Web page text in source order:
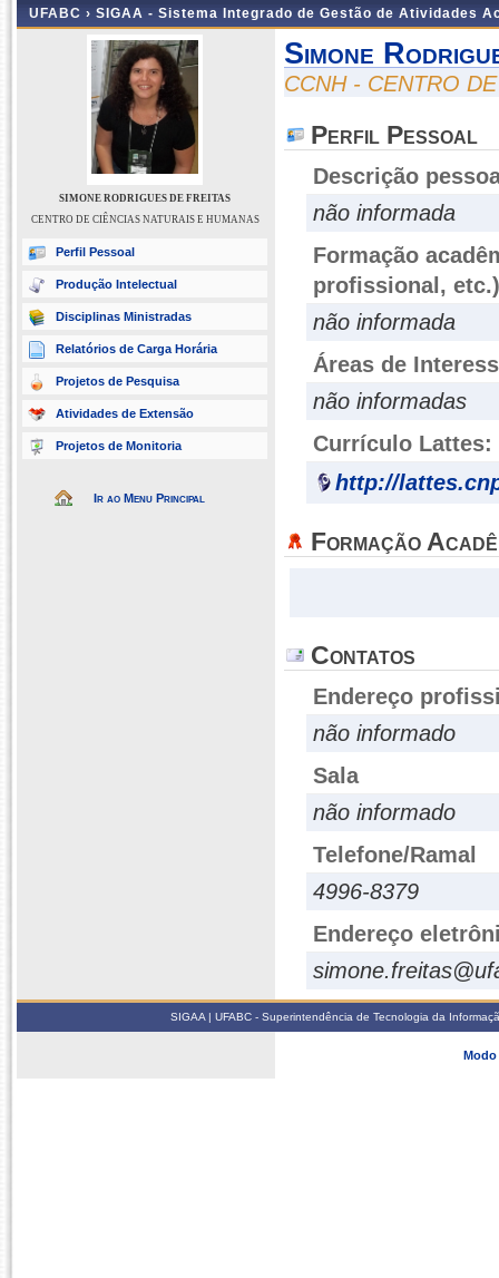
UFABC › SIGAA - Sistema Integrado de Gestão de Atividades
SIMONE RODRIGUES DE FREITAS
CENTRO DE CIÊNCIAS NATURAIS E HUMANAS
Perfil Pessoal
Produção Intelectual
Disciplinas Ministradas
Relatórios de Carga Horária
Projetos de Pesquisa
Atividades de Extensão
Projetos de Monitoria
Ir ao Menu Principal
Simone
CCNH - CENTRO
Perfil Pessoal
Descrição
não informada
Formação
profissional, etc.)
não informada
Áreas de
não informadas
Currículo Lattes:
http://
Formação
Contatos
Endereço
não informado
Sala
não informado
Telefone/Ramal
4996-8379
Endereço
SIGAA | UFABC - Superintendência de Tecnologia da
Modo